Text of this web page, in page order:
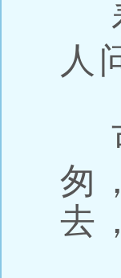
人
匆
去